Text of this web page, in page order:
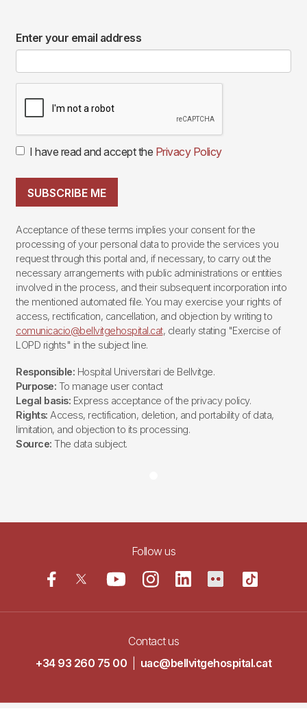
Enter your email address
I have read and accept the Privacy Policy
SUBSCRIBE ME
Acceptance of these terms implies your consent for the
processing of your personal data to provide the services you
request through this portal and, if necessary, to carry out the
necessary arrangements with public administrations or entities
involved in the process, and their subsequent incorporation into
the mentioned automated file. You may exercise your rights of
access, rectification, cancellation, and objection by writing to
comunicacio@bellvitgehospital.cat, clearly stating "Exercise of
LOPD rights" in the subject line.
Responsible: Hospital Universitari de Bellvitge.
Purpose: To manage user contact
Legal basis: Express acceptance of the privacy policy.
Rights: Access, rectification, deletion, and portability of data,
limitation, and objection to its processing.
Source: The data subject.
Follow us
Contact us
+34 93 260 75 00
uac@bellvitgehospital.cat